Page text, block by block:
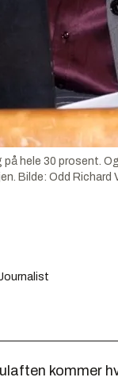
hele 30 prosent.
Bilde: Odd Richard
kommer